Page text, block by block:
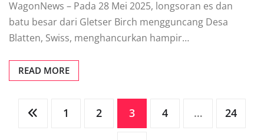
WagonNews – Pada 28 Mei 2025, longsoran es dan
batu besar dari Gletser Birch mengguncang Desa
Blatten, Swiss, menghancurkan hampir…
READ MORE
Posts
1 2 3 4 … 24